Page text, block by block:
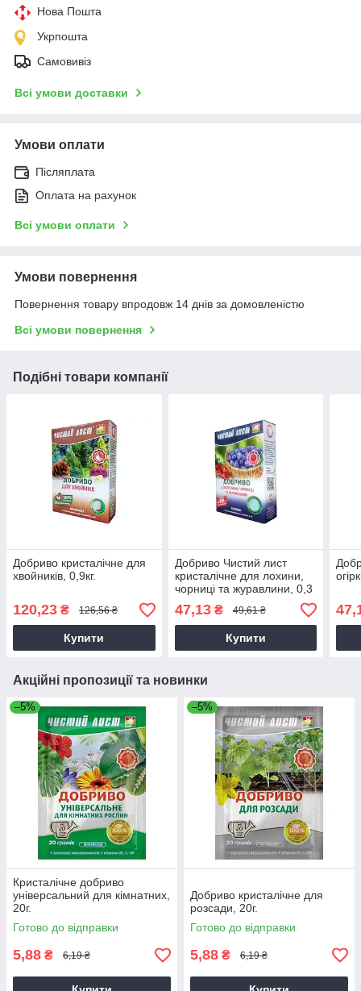
Нова Пошта
Укрпошта
Самовивіз
Всі умови доставки
Умови оплати
Післяплата
Оплата на рахунок
Всі умови оплати
Умови повернення
Повернення товару впродовж 14 днів за домовленістю
Всі умови повернення
Подібні товари компанії
Добриво кристалічне для
хвойників, 0,9кг.
120,23 ₴ 126,56 ₴
Купити
Добриво Чистий лист
кристалічне для лохини,
чорниці та журавлини, 0,3
кг.
47,13₴ 49,61 ₴
Купити
Акційні пропозиції та новинки
–5%
Кристалічне добриво
універсальний для кімнатних,
20г.
Готово до відправки
5,88 ₴ 6,19 ₴
–5%
Добриво кристалічне для
розсади, 20г.
Готово до відправки
5,88 ₴ 6,19 ₴